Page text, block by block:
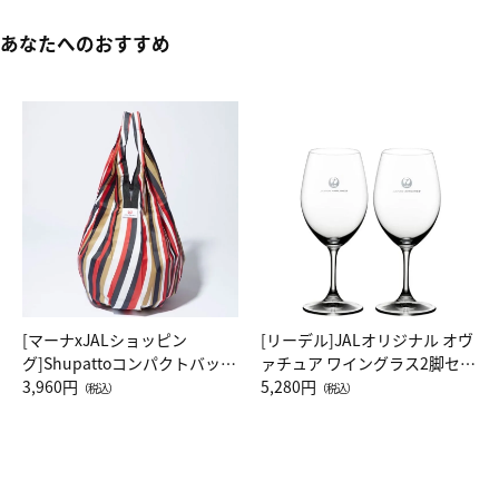
あなたへのおすすめ
[マーナxJALショッピン
グ]Shupattoコンパクトバッグ
Drop JAL客室乗務員（LC）ス
3,960円 （税込）
[リーデル]JALオリジナル オヴ
ァチュア ワイングラス2脚セッ
ト（レッドワイン）
5,280円 （税込）